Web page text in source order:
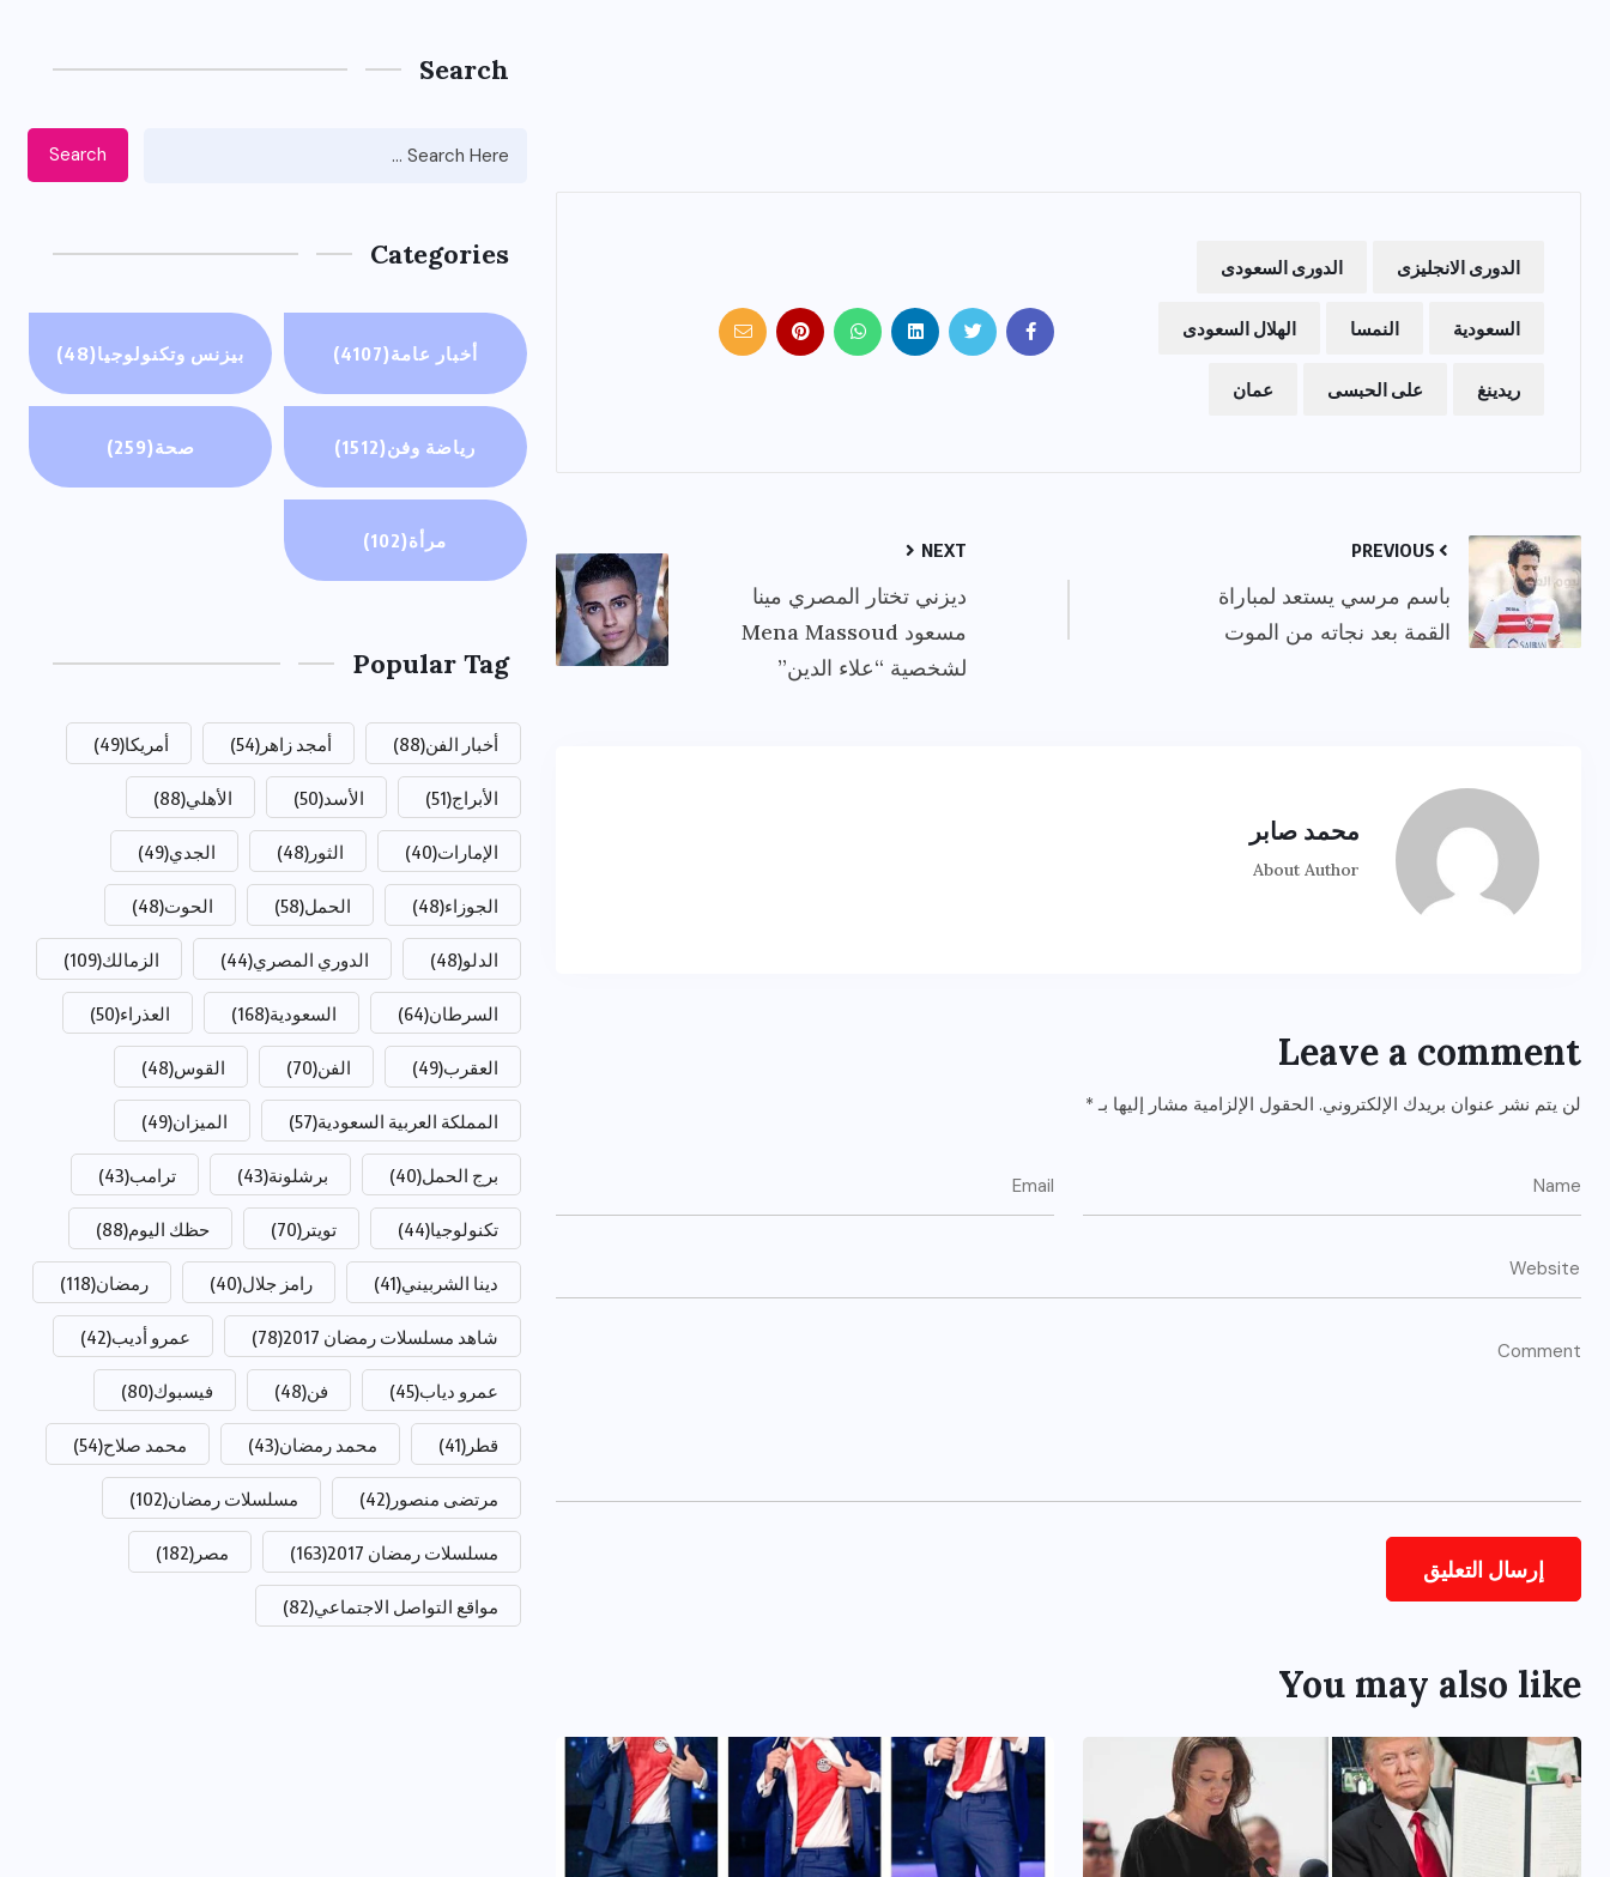
الدورى الانجليزى الدورى السعودى
السعودية النمسا الهلال السعودى
ريدينغ على الحبسى عمان
باسم مرسي يستعد لمباراة
القمة بعد نجاته من الموت
NEXT
ديزني تختار المصري مينا
مسعود Mena Massoud
لشخصية “علاء الدين”
محمد صابر
About Author
Leave a comment
لن يتم نشر عنوان بريدك الإلكتروني. الحقول الإلزامية مشار إليها بـ *
You may also like
Search
Search
Categories
أخبار عامة(4107) بيزنس وتكنولوجيا(48)
رياضة وفن(1512) صحة(259)
مرأة(102)
Popular Tag
أخبار الفن(88) أمجد زاهر (54) أمريكا(49)
الأبراج(51) الأسد(50) الأهلي(88)
الإمارات(40) الثور (48) الجدي(49)
الجوزاء(48) الحمل(58) الحوت(48)
الدلو(48) الدوري المصري(44) الزمالك(109)
السرطان(64) السعودية(168) العذراء(50)
العقرب(49) الفن(70) القوس(48)
المملكة العربية السعودية(57) الميزان(49)
برج الحمل(40) برشلونة(43) ترامب(43)
تكنولوجيا(44) تويتر (70) حظك اليوم(88)
دينا الشربيني(41) رامز جلال(40) رمضان(118)
شاهد مسلسلات رمضان 2017 (78) عمرو أديب(42)
عمرو دياب(45) فن(48) فيسبوك(80)
قطر (41) محمد رمضان(43) محمد صلاح(54)
مرتضى منصور (42) مسلسلات رمضان(102)
مسلسلات رمضان 2017 (163) مصر (182)
مواقع التواصل الاجتماعي(82)